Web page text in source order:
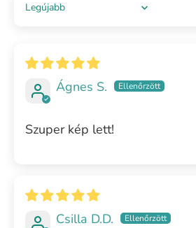
Sort by
Ágnes S.
Szuper kép lett!
Csilla D.D.